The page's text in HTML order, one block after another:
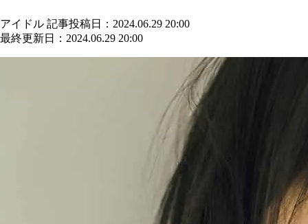
アイドル 記事投稿日：2024.06.29 20:00
最終更新日：2024.06.29 20:00